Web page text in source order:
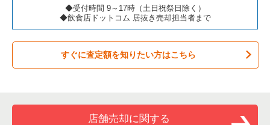
カラオケ・パブ・スナックの居抜き売却物件の案件一覧
バーの居抜き売却物件の案件一覧
居酒屋・ダイニングバーの居抜き売却物件の案件一覧
板橋区の飲食店の居抜き売却物件の案件一覧
台東区の飲食店の居抜き売却物件の案件一覧
練馬区の飲食店の居抜き売却物件の案件一覧
東京23区のカフェの居抜き売却物件の案件一覧
東京23区のテイクアウトの居抜き売却物件の案件一覧
東京23区のお弁当・惣菜・デリの居抜き売却物件の案件一覧
東京23区のバーの居抜き売却物件の案件一覧
杉並区のテイクアウトの居抜き売却物件の案件一覧
杉並区のお弁当・惣菜・デリの居抜き売却物件の案件一覧
杉並区のカラオケ・パブ・スナックの居抜き売却物件の案件一
覧
杉並区の居酒屋・ダイニングバーの居抜き売却物件の案件一覧
◆受付時間 9～17時（土日祝祭日除く）
◆飲食店ドットコム 居抜き売却担当者まで
すぐに査定額を知りたい方はこちら
店舗売却に関する